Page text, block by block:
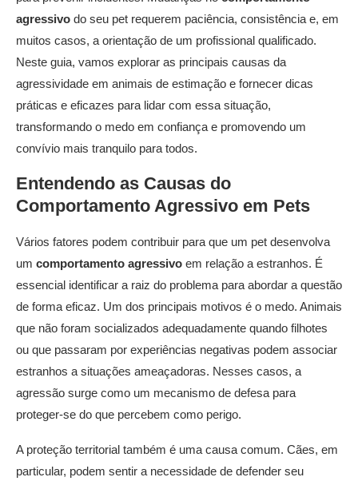
agressivo do seu pet requerem paciência, consistência e, em
muitos casos, a orientação de um profissional qualificado.
Neste guia, vamos explorar as principais causas da
agressividade em animais de estimação e fornecer dicas
práticas e eficazes para lidar com essa situação,
transformando o medo em confiança e promovendo um
convívio mais tranquilo para todos.
Entendendo as Causas do
Comportamento Agressivo em Pets
Vários fatores podem contribuir para que um pet desenvolva
um comportamento agressivo em relação a estranhos. É
essencial identificar a raiz do problema para abordar a questão
de forma eficaz. Um dos principais motivos é o medo. Animais
que não foram socializados adequadamente quando filhotes
ou que passaram por experiências negativas podem associar
estranhos a situações ameaçadoras. Nesses casos, a
agressão surge como um mecanismo de defesa para
proteger-se do que percebem como perigo.
A proteção territorial também é uma causa comum. Cães, em
particular, podem sentir a necessidade de defender seu